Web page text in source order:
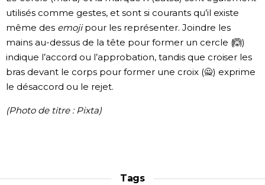
utilisés comme gestes, et sont si courants qu’il existe
même des emojipour les représenter. Joindre les
mains au-dessus de la tête pour former un cercle (🙆)
indique l’accord ou l’approbation, tandis que croiser les
bras devant le corps pour former une croix (🙅) exprime
le désaccord ou le rejet.
(Photo de titre : Pixta)
Tags